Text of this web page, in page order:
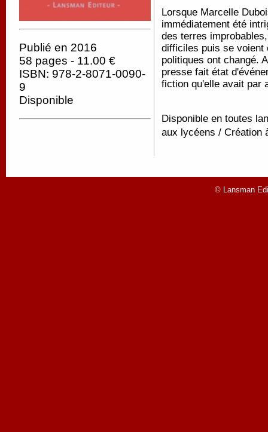
Publié en 2016
58 pages - 11.00 €
ISBN: 978-2-8071-0090-
9
Disponible
Lorsque Marcelle
immédiatement été
des terres
difficiles puis se voient
politiques ont changé.
presse fait état
fiction qu'elle avait par
Disponible en toutes
aux lycéens / Création
© Lansman